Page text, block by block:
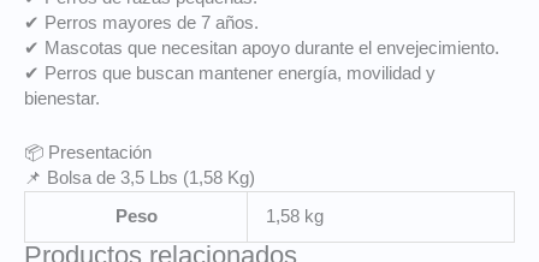
✔ Perros mayores de 7 años.
✔ Mascotas que necesitan apoyo durante el envejecimiento.
✔ Perros que buscan mantener energía, movilidad y
bienestar.
📦 Presentación
📌 Bolsa de 3,5 Lbs (1,58 Kg)
Peso
1,58 kg
Productos relacionados